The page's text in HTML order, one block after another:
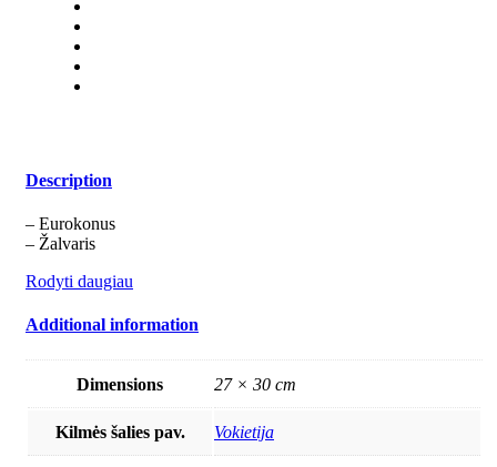
Description
– Eurokonus
– Žalvaris
Rodyti daugiau
Additional information
Dimensions 27 × 30 cm
Kilmės šalies pav. Vokietija